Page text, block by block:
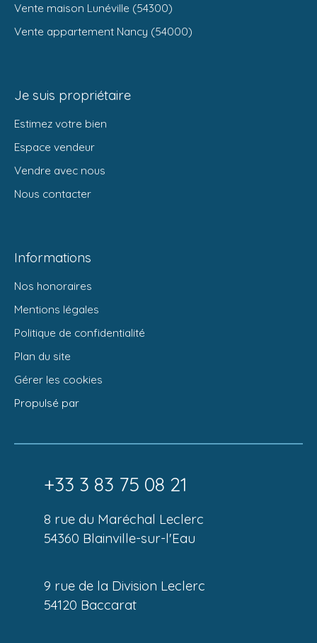
Vente maison Lunéville (54300)
Vente appartement Nancy (54000)
Je suis propriétaire
Estimez votre bien
Espace vendeur
Vendre avec nous
Nous contacter
Informations
Nos honoraires
Mentions légales
Politique de confidentialité
Plan du site
Gérer les cookies
Propulsé par
+33 3 83 75 08 21
8 rue du Maréchal Leclerc
54360 Blainville-sur-l'Eau
9 rue de la Division Leclerc
54120 Baccarat